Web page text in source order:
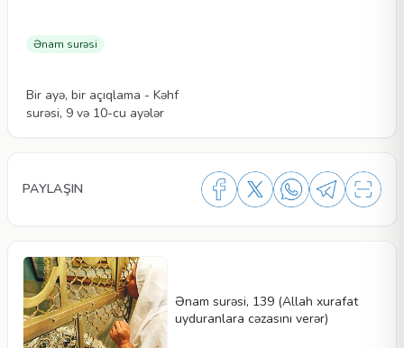
Ənam surəsi
Bir ayə, bir açıqlama - Kəhf
surəsi, 9 və 10-cu ayələr
PAYLAŞIN
Ənam surəsi, 139 (Allah xurafat
uyduranlara cəzasını verər)